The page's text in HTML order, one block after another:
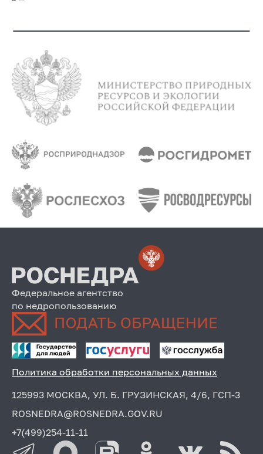
Федеральное агентство
по недропользованию
Политика обработки персональных данных
125993 МОСКВА, УЛ. Б. ГРУЗИНСКАЯ, 4/6, ГСП-3
ROSNEDRA@ROSNEDRA.GOV.RU
+7(499)254-11-11